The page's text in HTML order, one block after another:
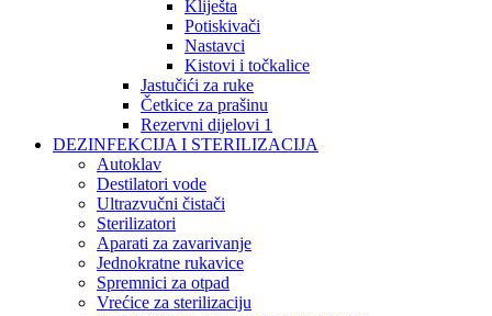
Kliješta
Potiskivači
Nastavci
Kistovi i točkalice
Jastučići za ruke
Četkice za prašinu
Rezervni dijelovi 1
DEZINFEKCIJA I STERILIZACIJA
Autoklav
Destilatori vode
Ultrazvučni čistači
Sterilizatori
Aparati za zavarivanje
Jednokratne rukavice
Spremnici za otpad
Vrećice za sterilizaciju